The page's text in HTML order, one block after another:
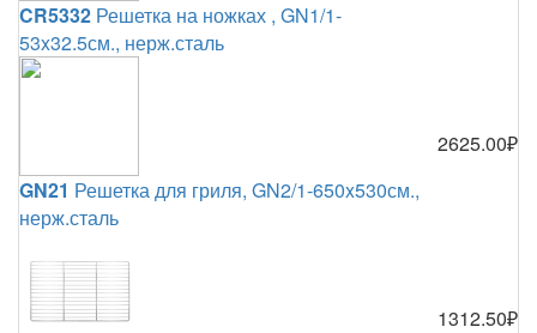
CR5332 Решетка на ножках , GN1/1-
53x32.5см., нерж.сталь
GN21 Решетка для гриля, GN2/1-650x530см.,
нерж.сталь
2625.00₽
1312.50₽